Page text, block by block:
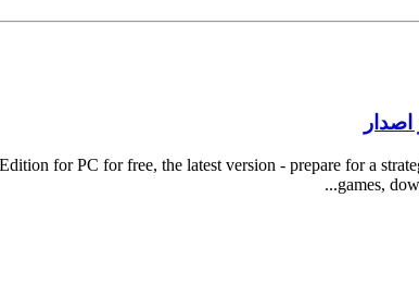
for PC for free, the latest version - prepare for a
games,